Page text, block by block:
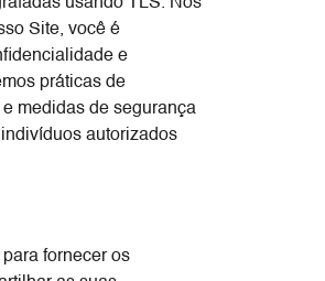
Site, você é
e
práticas de
medidas de segurança
autorizados
fornecer os